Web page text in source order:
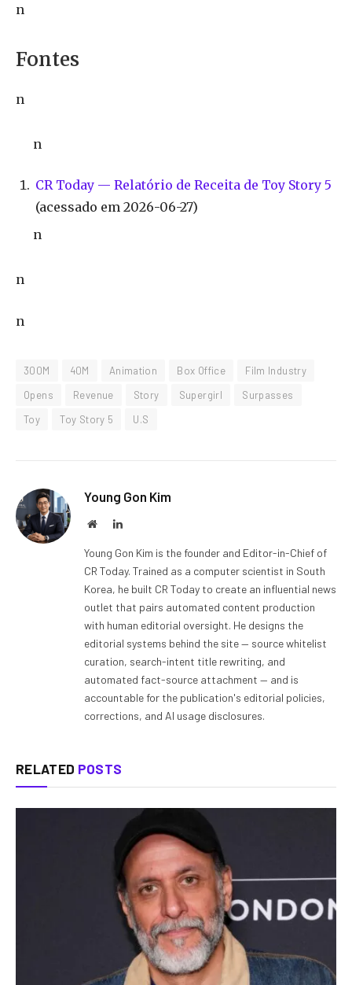
n
Fontes
n
n
CR Today — Relatório de Receita de Toy Story 5
(acessado em 2026-06-27)
n
n
n
300M 40M Animation Box Office
Film Industry
Opens
Revenue Story Supergirl
Surpasses
Toy
Toy Story 5 U.S
Young Gon Kim
WebsiteLinkedIn
Young Gon Kim is the founder and Editor-in-Chief of
CR Today. Trained as a computer scientist in South
Korea, he built CR Today to create an influential news
outlet that pairs automated content production
with human editorial oversight. He designs the
editorial systems behind the site — source whitelist
curation, search-intent title rewriting, and
automated fact-source attachment — and is
accountable for the publication's editorial policies,
corrections, and AI usage disclosures.
RELATED POSTS